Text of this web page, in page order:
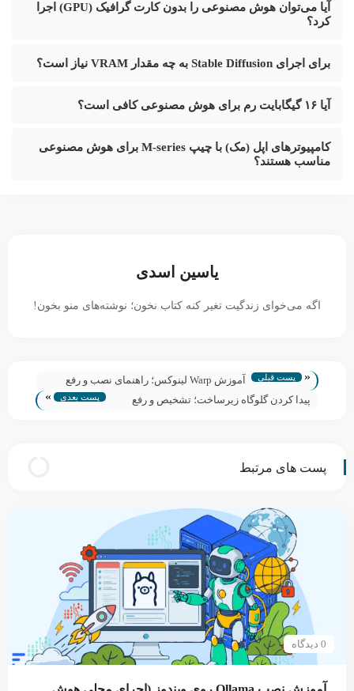
آیا می‌توان هوش مصنوعی را بدون کارت گرافیک (GPU) اجرا
کرد؟
برای اجرای Stable Diffusion به چه مقدار VRAM نیاز است؟
آیا ۱۶ گیگابایت رم برای هوش مصنوعی کافی است؟
کامپیوترهای اپل (مک) با چیپ M-series برای هوش مصنوعی
مناسب هستند؟
یاسین اسدی
اگه می‌خوای زندگیت تغیر کنه کتاب نخون؛ نوشته‌های منو بخون!
« پست قبلی
آموزش Warp لینوکس؛ راهنمای نصب و رفع
تحریم سرور با وارپ
پیدا کردن گلوگاه زیرساخت؛ تشخیص و رفع
پست بعدی »
پست های مرتبط
0 دیدگاه